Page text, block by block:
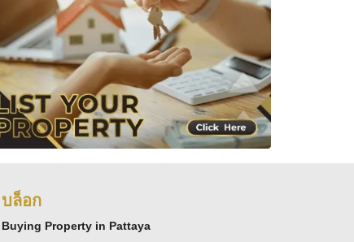
บล็อก
Buying Property in Pattaya